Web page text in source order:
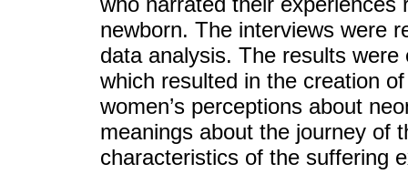
newborn. The interviews were
data analysis. The results
which resulted in the creation
women’s perceptions about
meanings about the journey of
characteristics of the suffering